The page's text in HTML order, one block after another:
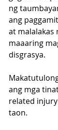
ng
ang
at malalakas
maaaring
disgrasya.
ang mga
related
taon.